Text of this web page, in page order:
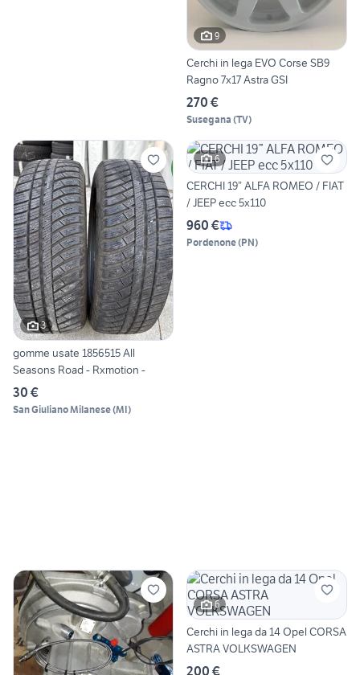
9
Cerchi in lega EVO Corse SB9
Ragno 7x17 Astra GSI
270 €
Susegana (TV)
3
gomme usate 1856515 All
Seasons Road - Rxmotion -
30 €
San Giuliano Milanese(MI)
6
CERCHI 19” ALFA ROMEO / FIAT
/ JEEP ecc 5x110
960 €
Pordenone(PN)
6
Cerchi in lega da 14 Opel CORSA
ASTRA VOLKSWAGEN
200 €